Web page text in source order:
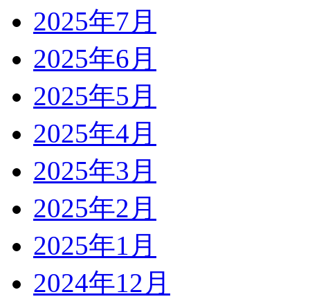
2025年7月
2025年6月
2025年5月
2025年4月
2025年3月
2025年2月
2025年1月
2024年12月